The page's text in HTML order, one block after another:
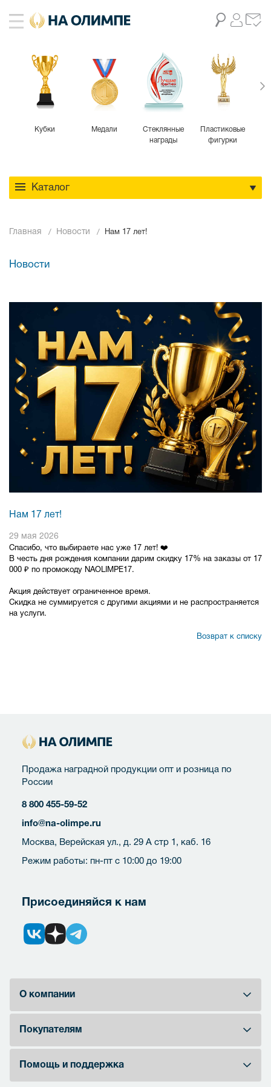
Кубки Медали
Стеклянные
награды
Пластиковые
фигурки
Каталог
Главная Новости Нам 17 лет!
Новости
Нам 17 лет!
29 мая 2026
Спасибо, что выбираете нас уже 17 лет! ❤️
В честь дня рождения компании дарим скидку 17% на заказы от 17
000 ₽ по промокоду NAOLIMPE17.
Акция действует ограниченное время.
Скидка не суммируется с другими акциями и не распространяется
на услуги.
Возврат к списку
Продажа наградной продукции опт и розница по
России
8 800 455-59-52
info@na-olimpe.ru
Москва, Верейская ул., д. 29 А стр 1, каб. 16
Режим работы: пн-пт с 10:00 до 19:00
Присоединяйся к нам
О компании
Покупателям
Помощь и поддержка